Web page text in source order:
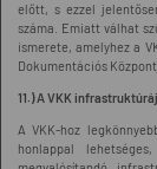
előtt, s ezzel
száma. Emiatt válhat
ismerete, amelyhez a
Dokumentációs
11.) A VKK
A VKK-hoz
honlappal